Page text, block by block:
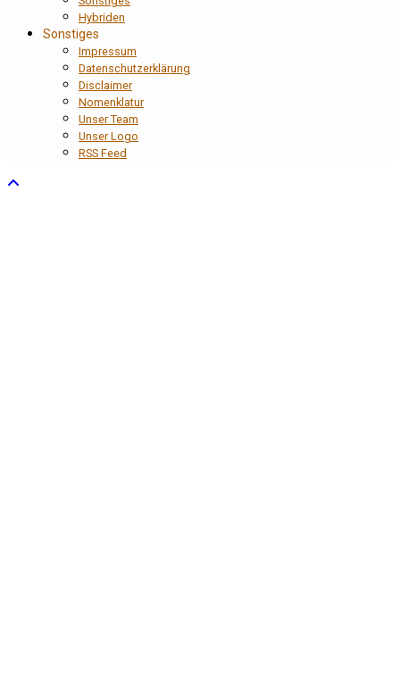
Hybriden
Sonstiges
Impressum
Datenschutzerklärung
Disclaimer
Nomenklatur
Unser Team
Unser Logo
RSS Feed